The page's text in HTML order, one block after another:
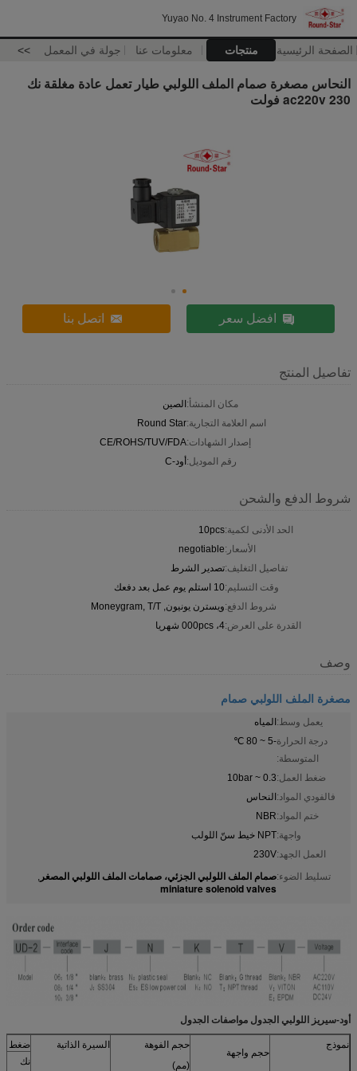
Yuyao No. 4 Instrument Factory
الصفحة الرئيسية منتجات معلومات عنا جولة في المعمل >>
النحاس مصغرة صمام الملف اللولبي طيار تعمل عادة مغلقة نك
ac220v 230 فولت
افضل سعر اتصل بنا
تفاصيل المنتج
مكان المنشأ:الصين
اسم العلامة التجارية:Round Star
إصدار الشهادات:CE/ROHS/TUV/FDA
رقم الموديل:أود-C
شروط الدفع والشحن
الحد الأدنى لكمية:10pcs
الأسعار:negotiable
تفاصيل التغليف:تصدير الشرط
وقت التسليم:10 استلم يوم عمل بعد دفعك
شروط الدفع:ويسترن يونيون, Moneygram, T/T
القدرة على العرض:4، 000pcs شهريا
وصف
مصغرة الملف اللولبي صمام
يعمل وسط:المياه
درجة الحرارة
المتوسطة:
-5 ~ 80 ℃
ضغط العمل:0.3 ~ 10bar
فالفودي المواد:النحاس
ختم المواد:NBR
واجهة:NPT خيط سنّ اللولب
العمل الجهد:230V
تسليط الضوء:صمام الملف اللولبي الجزئي، صمامات الملف اللولبي المصغر ,
miniature solenoid valves
أود-سيريز اللولبي الجدول مواصفات الجدول
نموذج
حجم واجهة
حجم الفوهة
(مم)
السيرة الذاتية
ضغط
نك